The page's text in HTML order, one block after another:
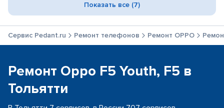
Показать все (7)
Сервис Pedant.ru Ремонт телефонов Ремонт OPPO
Ремонт Oppo F5 Youth, F5 в
Тольятти